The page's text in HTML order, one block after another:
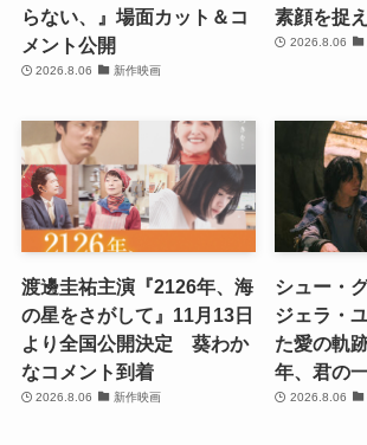
らない、』場面カット＆コ
メント公開
2026.8.06 新作映画
素顔を捉
2026.8.06
渡邊圭祐主演『2126年、海
の星をさがして』11月13日
より全国公開決定 葵わか
なコメント到着
2026.8.06 新作映画
シュー・
ジェラ・
た愛の軌
年、君の
2026.8.06